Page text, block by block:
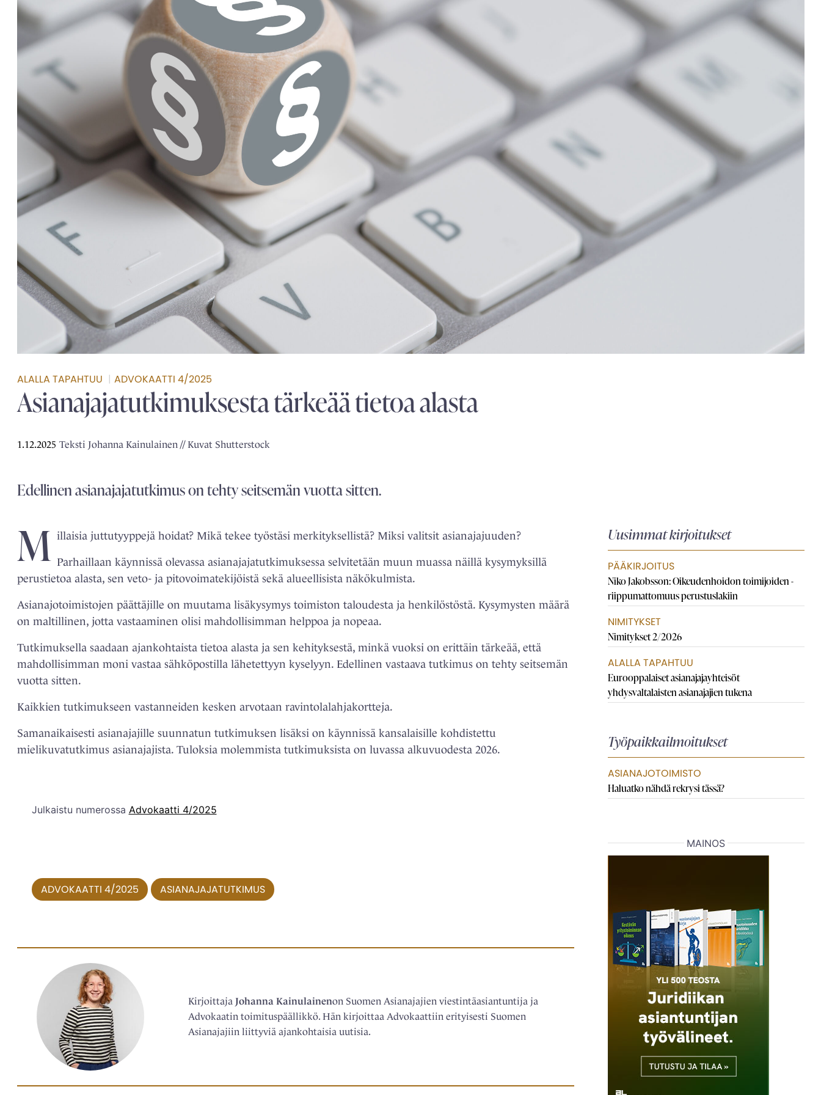
ALALLA TAPAHTUU | ADVOKAATTI 4/2025
Asianajajatutkimuksesta tärkeää tietoa alasta
1.12.2025 Teksti Johanna Kainulainen // Kuvat Shutterstock
Edellinen asianajajatutkimus on tehty seitsemän vuotta sitten.
M illaisia juttutyyppejä hoidat? Mikä tekee työstäsi ­merkityksellistä? Miksi valitsit asianajajuuden?
Parhaillaan käynnissä olevassa asianajajatutkimuksessa selvitetään muun muassa näillä kysymyksillä
perustietoa alasta, sen veto- ja pitovoimatekijöistä sekä alueellisista näkökulmista.
Asianajotoimistojen päättäjille on muutama lisäkysymys toimiston taloudesta ja henkilöstöstä. Kysymysten määrä
on maltillinen, jotta vastaaminen olisi mahdollisimman helppoa ja nopeaa.
Tutkimuksella saadaan ajankohtaista tietoa alasta ja sen kehityksestä, minkä vuoksi on erittäin tärkeää, että
mahdollisimman moni vastaa sähköpostilla lähetettyyn kyselyyn. Edellinen vastaava tutkimus on tehty seitsemän
vuotta sitten.
Kaikkien tutkimukseen vastanneiden kesken arvotaan ravintolalahjakortteja.
Samanaikaisesti asianajajille suunnatun tutkimuksen lisäksi on käynnissä kansalaisille kohdistettu
mielikuvatutkimus asianajajista. Tuloksia molemmista tutkimuksista on luvassa alkuvuodesta 2026.
Julkaistu numerossa Advokaatti 4/2025
ADVOKAATTI 4/2025 ASIANAJAJATUTKIMUS
Kirjoittaja Johanna Kainulainenon Suomen Asianajajien viestintäasiantuntija ja
Advokaatin toimituspäällikkö. Hän kirjoittaa Advokaattiin erityisesti Suomen
Asianajajiin liittyviä ajankohtaisia uutisia.
Uusimmat kirjoitukset
PÄÄKIRJOITUS
Niko Jakobsson: Oikeudenhoidon toimijoiden ­
riippumattomuus perustuslakiin
NIMITYKSET
Nimitykset 2/2026
ALALLA TAPAHTUU
Eurooppalaiset asianajaja­yhteisöt
yhdysvaltalaisten asianajajien tukena
Työpaikkailmoitukset
ASIANAJOTOIMISTO
Haluatko nähdä rekrysi tässä?
MAINOS